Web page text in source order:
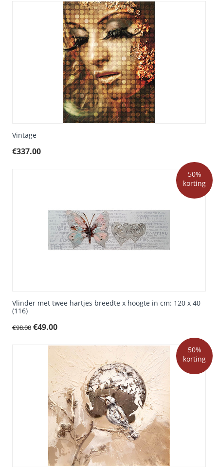
Vintage
€337.00
50%
korting
Vlinder met twee hartjes breedte x hoogte in cm: 120 x 40
(116)
€98.00 €49.00
50%
korting